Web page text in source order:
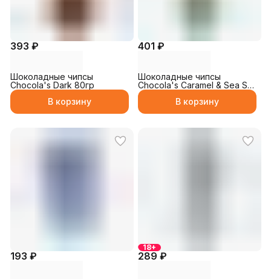
393 ₽
Шоколадные чипсы
Chocola's Dark 80гр
В корзину
401 ₽
Шоколадные чипсы
Chocola's Caramel & Sea Salt
80гр
В корзину
193 ₽
18+
289 ₽